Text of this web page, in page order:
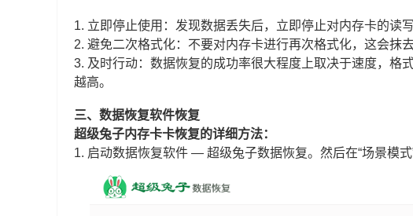
1. 立即停止使用：发现数据丢失后，立即停止对内存卡的读
2. 避免二次格式化：不要对内存卡进行再次格式化，这会抹
3. 及时行动：数据恢复的成功率很大程度上取决于速度，格
越高。
三、数据恢复软件恢复
超级兔子内存卡卡恢复的详细方法：
1. 启动数据恢复软件 — 超级兔子数据恢复。然后在“场景模式